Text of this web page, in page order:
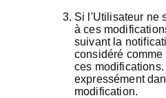
Si l'Utilisateur ne
à ces
suivant la
considéré comme
ces
expressément
modification.